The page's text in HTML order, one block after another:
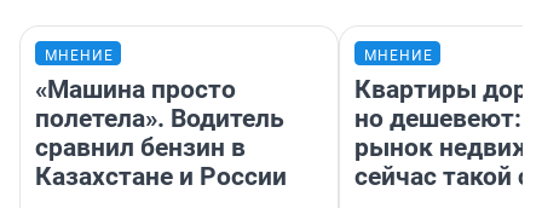
МНЕНИЕ
«Машина просто
полетела». Водитель
сравнил бензин в
Казахстане и России
МНЕНИЕ
Квартиры
но дешевеют:
рынок
сейчас такой